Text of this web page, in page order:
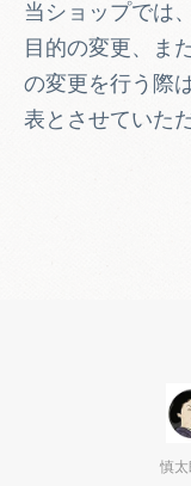
当ショップでは
目的の変更、ま
の変更を行う際
表とさせていた
慎